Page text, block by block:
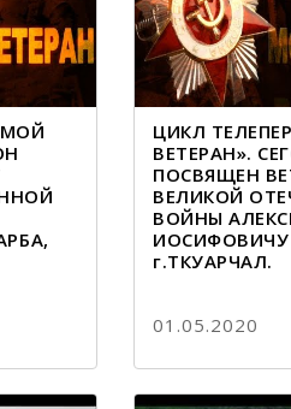
ЦИКЛ
ВЕТЕРАН».
ПОСВЯЩЕН
ВЕЛИКОЙ
ВОЙНЫ
г.ТКУАРЧАЛ.
01.05.2020